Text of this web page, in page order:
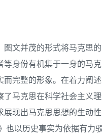
图文并茂的形式将马克思
等身份有机集于一身的马
而完整的形象。在着力阐
了马克思在科学社会主义
展现出马克思思想的生动
也以历史事实为依据有力